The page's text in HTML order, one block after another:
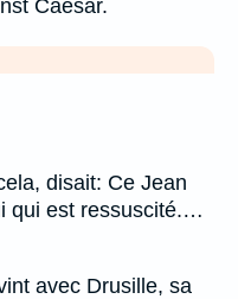
Caesar.
disait: Ce Jean
qui est ressuscité.…
avec Drusille, sa